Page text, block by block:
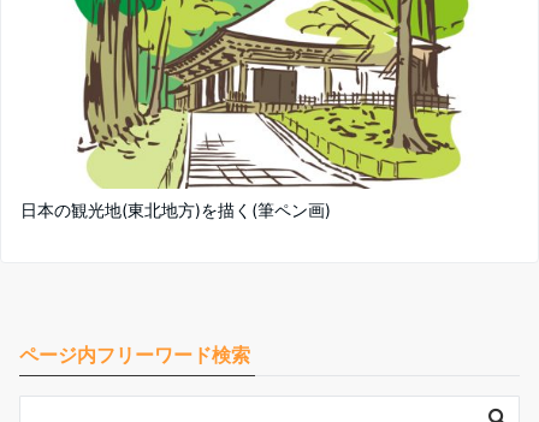
日本の観光地(東北地方)を描く(筆ペン画)
ページ内フリーワード検索